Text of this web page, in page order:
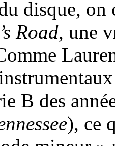
disque,
Road, une
B des
), ce